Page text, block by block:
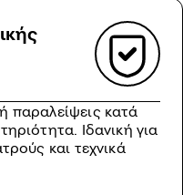
παραλείψεις κατά
Ιδανική για
και τεχνικά